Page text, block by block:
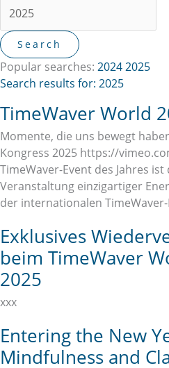
Popular searches: 20242025
Search results for: 2025
TimeWaver World
Momente, die uns bewegt
Kongress 2025 https://
TimeWaver-Event des Jahres
Veranstaltung einzigartiger
der internationalen
Exklusives
beim TimeWaver
2025
xxx
Entering the New
Mindfulness and